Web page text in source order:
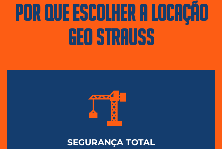
POR QUE ESCOLHER A LOCAÇÃO
GEO STRAUSS
SEGURANÇA TOTAL